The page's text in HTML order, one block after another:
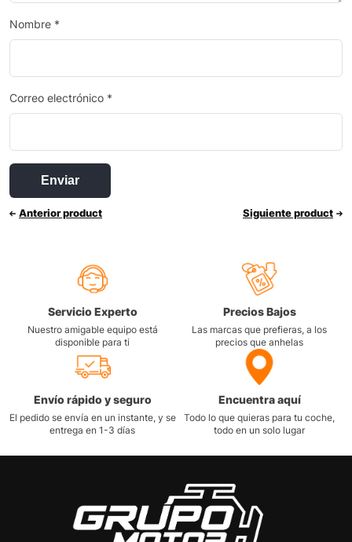
Nombre *
Correo electrónico *
Anterior product Siguiente product
Servicio Experto
Nuestro amigable equipo está
disponible para ti
Precios Bajos
Las marcas que prefieras, a los
precios que anhelas
Envío rápido y seguro
El pedido se envía en un instante, y se
entrega en 1-3 días
Encuentra aquí
Todo lo que quieras para tu coche,
todo en un solo lugar